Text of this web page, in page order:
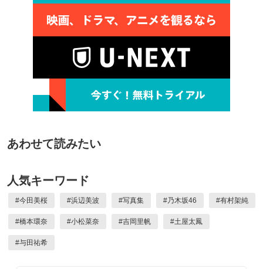
あわせて読みたい
人気キーワード
#今田美桜 #浜辺美波 #写真集 #乃木坂46 #有村架純
#橋本環奈 #小松菜奈 #吉岡里帆 #土屋太鳳
#与田祐希